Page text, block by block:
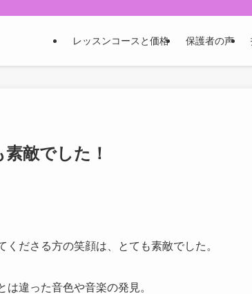
レッスンコースと価格 保護者の声
敵でした！
くださる方の笑顔は、とても素敵でした。
違った音色や音楽の発見。